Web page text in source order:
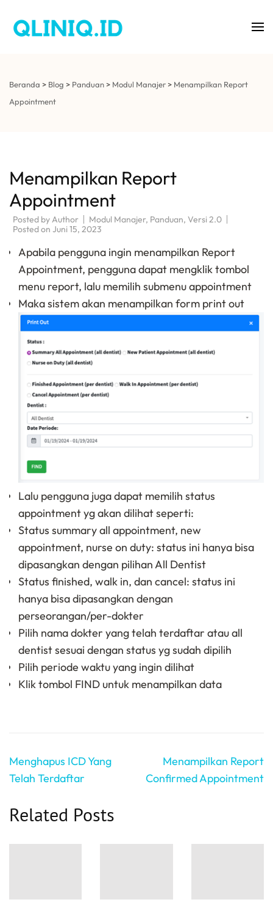
QLINIQ
Beranda > Blog > Panduan > Modul Manajer > Menampilkan Report
Appointment
Menampilkan Report
Appointment
Posted byAuthor Modul Manajer, Panduan, Versi 2.0
Posted on Juni 15, 2023
Apabila pengguna ingin menampilkan Report
Appointment, pengguna dapat mengklik tombol
menu report, lalu memilih submenu appointment
Maka sistem akan menampilkan form print out
Lalu pengguna juga dapat memilih status
appointment yg akan dilihat seperti:
Status summary all appointment, new
appointment, nurse on duty: status ini hanya bisa
dipasangkan dengan pilihan All Dentist
Status finished, walk in, dan cancel: status ini
hanya bisa dipasangkan dengan
perseorangan/per-dokter
Pilih nama dokter yang telah terdaftar atau all
dentist sesuai dengan status yg sudah dipilih
Pilih periode waktu yang ingin dilihat
Klik tombol FIND untuk menampilkan data
Navigasi
pos
Menghapus ICD Yang
Telah Terdaftar
Menampilkan Report
Confirmed Appointment
Related Posts